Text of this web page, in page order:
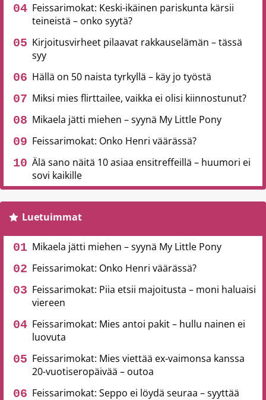
Feissarimokat: Keski-ikäinen pariskunta kärsii
teineistä – onko syytä?
Kirjoitusvirheet pilaavat rakkauselämän – tässä
syy
Hällä on 50 naista tyrkyllä – käy jo työstä
Miksi mies flirttailee, vaikka ei olisi kiinnostunut?
Mikaela jätti miehen – syynä My Little Pony
Feissarimokat: Onko Henri väärässä?
Älä sano näitä 10 asiaa ensitreffeillä – huumori ei
sovi kaikille
Luetuimmat
Mikaela jätti miehen – syynä My Little Pony
Feissarimokat: Onko Henri väärässä?
Feissarimokat: Piia etsii majoitusta – moni haluaisi
viereen
Feissarimokat: Mies antoi pakit – hullu nainen ei
luovuta
Feissarimokat: Mies viettää ex-vaimonsa kanssa
20-vuotiseropäivää – outoa
Feissarimokat: Seppo ei löydä seuraa – syyttää